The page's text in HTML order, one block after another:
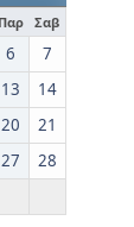
Παρ Σαβ
6
7
13
14
20
21
27
28